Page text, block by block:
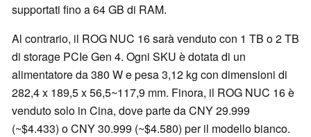
supportati fino a 64 GB di RAM.
Al contrario, il ROG NUC 16 sarà venduto con 1 TB o 2 TB
di storage PCIe Gen 4. Ogni SKU è dotata di un
alimentatore da 380 W e pesa 3,12 kg con dimensioni di
282,4 x 189,5 x 56,5~117,9 mm. Finora, il ROG NUC 16 è
venduto solo in Cina, dove parte da CNY 29.999
(~$4.433) o CNY 30.999 (~$4.580) per il modello bianco.